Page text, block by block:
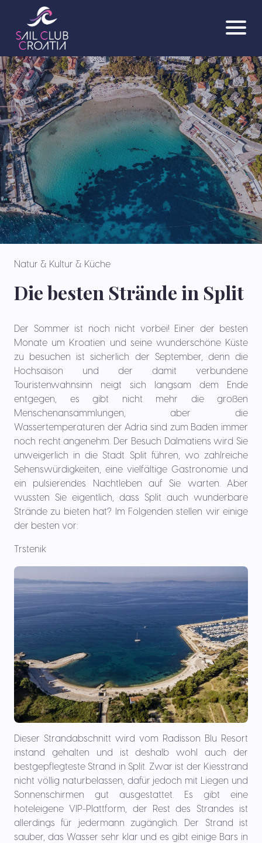
Die besten Strände in Split
Natur & Kultur & Küche
Der Sommer ist noch nicht vorbei! Einer der besten
Monate um Kroatien und seine wunderschöne Küste
zu besuchen ist sicherlich der September, denn die
Hochsaison und der damit verbundene
Touristenwahnsinn neigt sich langsam dem Ende
entgegen, es gibt nicht mehr die großen
Menschenansammlungen, aber die
Wassertemperaturen der Adria sind zum Baden immer
noch recht angenehm. Der Besuch Dalmatiens wird Sie
unweigerlich in die Stadt Split führen, wo zahlreiche
Sehenswürdigkeiten, eine vielfältige Gastronomie und
ein pulsierendes Nachtleben auf Sie warten. Aber
wussten Sie eigentlich, dass Split auch wunderbare
Strände zu bieten hat? Im Folgenden stellen wir einige
der besten vor:
Trstenik
Dieser Strandabschnitt wird vom Radisson Blu Resort
instand gehalten und ist deshalb wohl auch der
bestgepflegteste Strand in Split. Zwar ist der Kiesstrand
nicht völlig naturbelassen, dafür jedoch mit Liegen und
Sonnenschirmen gut ausgestattet. Es gibt eine
hoteleigene VIP-Plattform, der Rest des Strandes ist
allerdings für jedermann zugänglich. Der Strand ist
sauber, das Wasser sehr klar und es gibt einige Bars in